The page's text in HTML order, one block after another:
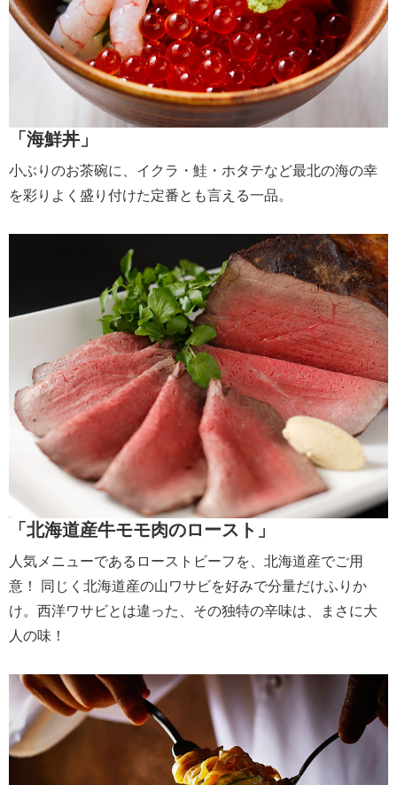
「海鮮丼」
小ぶりのお茶碗に、イクラ・鮭・ホタテなど最北の海の幸
を彩りよく盛り付けた定番とも言える一品。
「北海道産牛モモ肉のロースト」
人気メニューであるローストビーフを、北海道産でご用
意！ 同じく北海道産の山ワサビを好みで分量だけふりか
け。西洋ワサビとは違った、その独特の辛味は、まさに大
人の味！